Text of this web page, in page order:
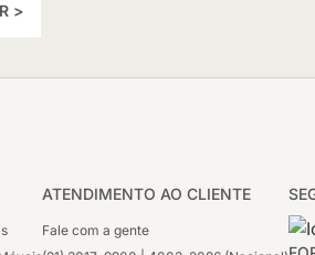
>
ATENDIMENTO AO CLIENTE
Fale com a gente